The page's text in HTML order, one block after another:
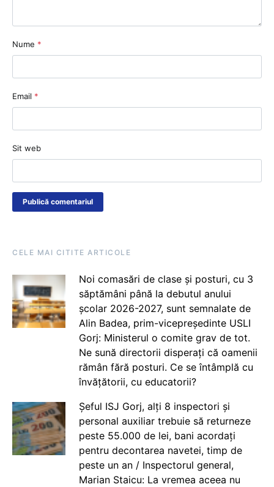
Nume *
Email *
Sit web
CELE MAI CITITE ARTICOLE
Noi comasări de clase și posturi, cu 3
săptămâni până la debutul anului
școlar 2026-2027, sunt semnalate de
Alin Badea, prim-vicepreședinte USLI
Gorj: Ministerul o comite grav de tot.
Ne sună directorii disperați că oamenii
rămân fără posturi. Ce se întâmplă cu
învățătorii, cu educatorii?
Șeful ISJ Gorj, alți 8 inspectori și
personal auxiliar trebuie să returneze
peste 55.000 de lei, bani acordați
pentru decontarea navetei, timp de
peste un an / Inspectorul general,
Marian Staicu: La vremea aceea nu